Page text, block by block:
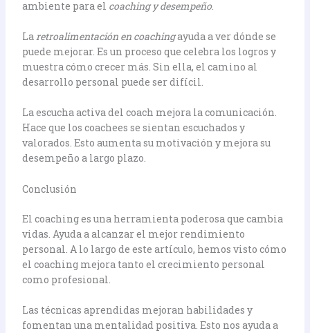
ambiente para el coaching y desempeño.
Laretroalimentación en coachingayuda a ver dónde se
puede mejorar. Es un proceso que celebra los logros y
muestra cómo crecer más. Sin ella, el camino al
desarrollo personal puede ser difícil.
La escucha activa del coach mejora la comunicación.
Hace que los coachees se sientan escuchados y
valorados. Esto aumenta su motivación y mejora su
desempeño a largo plazo.
Conclusión
El coaching es una herramienta poderosa que cambia
vidas. Ayuda a alcanzar el mejor rendimiento
personal. A lo largo de este artículo, hemos visto cómo
el coaching mejora tanto el crecimiento personal
como profesional.
Las técnicas aprendidas mejoran habilidades y
fomentan una mentalidad positiva. Esto nos ayuda a